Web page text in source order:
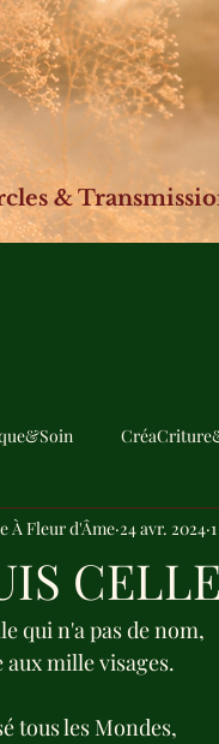
&
À Fleur d'Âme 24 avr. 2024
qui n'a pas de nom,
aux mille visages.
tous les Mondes,